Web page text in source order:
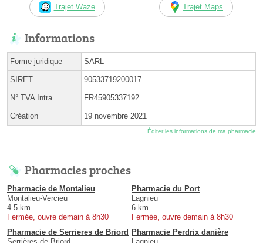
Trajet Waze Trajet Maps
Informations
Forme juridique SARL
SIRET 90533719200017
N° TVA Intra. FR45905337192
Création 19 novembre 2021
Éditer les informations de ma pharmacie
Pharmacies proches
Pharmacie de Montalieu
Montalieu-Vercieu
4.5 km
Fermée, ouvre demain à 8h30
Pharmacie du Port
Lagnieu
6 km
Fermée, ouvre demain à 8h30
Pharmacie de Serrieres de Briord Pharmacie Perdrix danière